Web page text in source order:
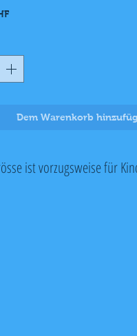
Preis
Dem Warenkorb
ist vorzugsweise für